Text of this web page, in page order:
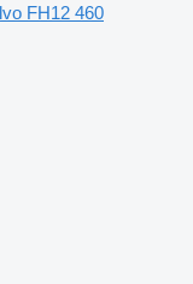
FH12 460